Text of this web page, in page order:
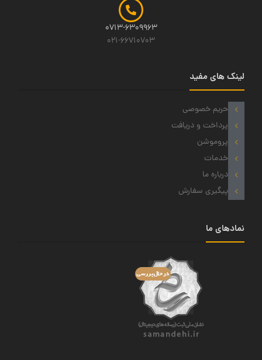
0713-6309963
021-66710703
لینک های مفید
حریم خصوصی
پرداخت و دریافت
پروموشن
خدمات
درباره ما
پیگیری سفارش
نمادهای ما